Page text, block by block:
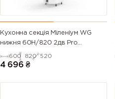
Кухонна секція Міленіум WG
нижня 60Н/820 2дв Pro
Blum(Білий/Глянець Білий)
600 820 520
4 696 ₴